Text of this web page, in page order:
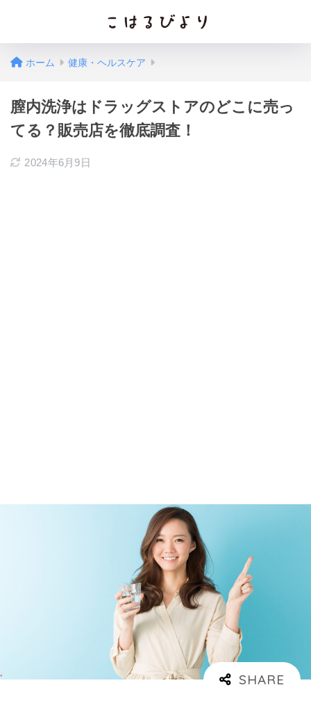
ホーム 健康・ヘルスケア
膣内洗浄はドラッグストアのどこに売っ
てる？販売店を徹底調査！
2024年6月9日